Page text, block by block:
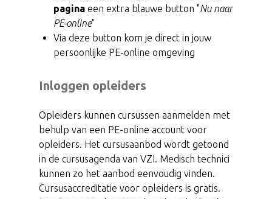
pagina een extra blauwe button "Nu naar
PE-online"
Via deze button kom je direct in jouw
persoonlijke PE-online omgeving
Inloggen opleiders
Opleiders kunnen cursussen aanmelden met
behulp van een PE-online account voor
opleiders. Het cursusaanbod wordt getoond
in de cursusagenda van VZI. Medisch technici
kunnen zo het aanbod eenvoudig vinden.
Cursusaccreditatie voor opleiders is gratis.